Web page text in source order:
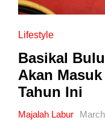
Lifestyle
Basikal
Akan
Tahun Ini
Majalah Labur